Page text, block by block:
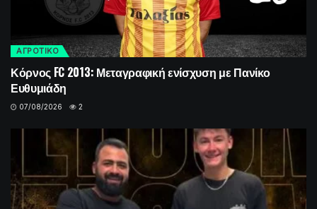
ΑΓΡΟΤΙΚΟ
Κόρνος FC 2013: Μεταγραφική ενίσχυση με Πανίκο
Ευθυμιάδη
07/08/2026 2